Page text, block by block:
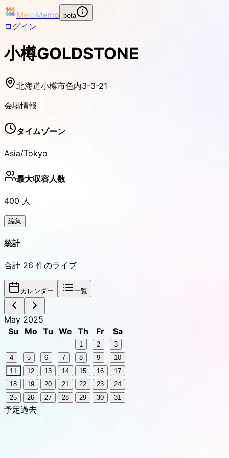
MeloMemo beta
ログイン
小樽GOLDSTONE
北海道小樽市色内3-3-21
会場情報
タイムゾーン
Asia/Tokyo
最大収容人数
400 人
編集
統計
合計 26 件のライブ
カレンダー 一覧
May 2025
Su
Mo Tu We Th Fr Sa
1 2
3
4
5 6 7 8 9
10
11
12 13 14 15 16
17
18
19 20 21 22 23
24
25
26 27 28 29 30 31
予定過去